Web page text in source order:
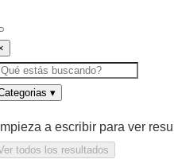
▾
a escribir para ver
todos los resultados